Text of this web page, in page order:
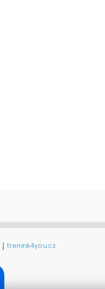
| trenink4you.cz